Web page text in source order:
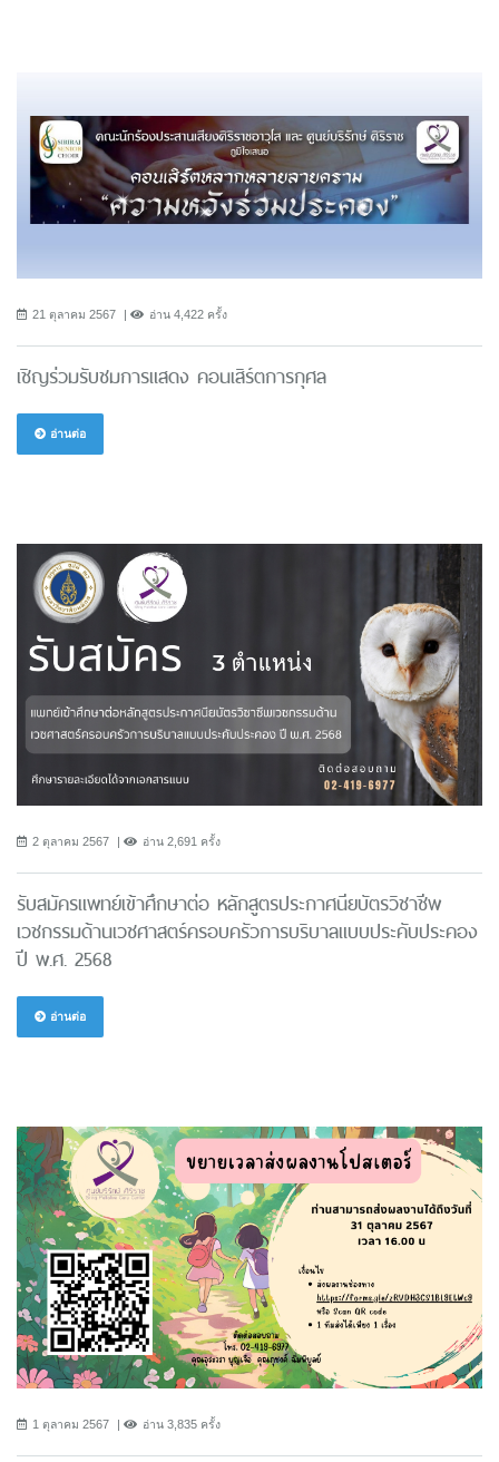
21 ตุลาคม 2567 อ่าน 4,422 ครั้ง
เชิญร่วมรับชมการแสดง คอนเสิร์ตการกุศล
อ่านต่อ
2 ตุลาคม 2567 อ่าน 2,691 ครั้ง
รับสมัครแพทย์เข้าศึกษาต่อ หลักสูตรประกาศนียบัตรวิชาชีพ
เวชกรรมด้านเวชศาสตร์ครอบครัวการบริบาลแบบประคับประคอง
ปี พ.ศ. 2568
อ่านต่อ
1 ตุลาคม 2567 อ่าน 3,835 ครั้ง